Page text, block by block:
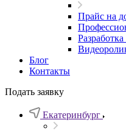
Прайс на
Блог
Контакты
Подать заявку
Екатеринбург